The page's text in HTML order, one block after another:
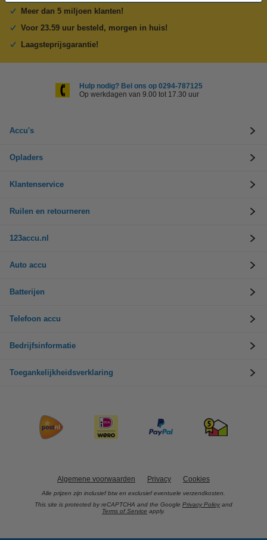
Meer dan 5 miljoen klanten!
Voor 23.59 uur besteld, morgen in huis!
Laagsteprijsgarantie!
Hulp nodig? Bel ons op 0294-787125
Op werkdagen van 9.00 tot 17.30 uur
Accu's
Opladers
Klantenservice
Ruilen en retourneren
123accu.nl
Auto accu
Batterijen
Telefoon accu
Bedrijfsinformatie
Toegankelijkheidsverklaring
Algemene voorwaarden Privacy Cookies
Alle prijzen zijn inclusief btw en exclusief eventuele verzendkosten.
This site is protected by reCAPTCHA and the Google Privacy Policy and
Terms of Service apply.